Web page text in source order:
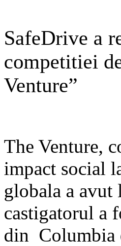
SafeDrive a
competitiei
Venture”
The Venture,
impact social
globala a
castigatorul a
din Columbia